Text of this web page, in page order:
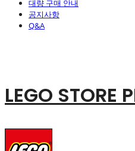
대량 구매 안내
공지사항
Q&A
LEGO STORE